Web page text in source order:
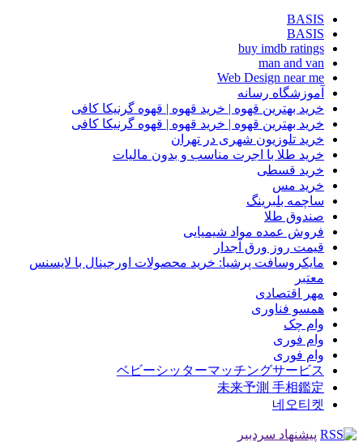
BASIS
BASIS
buy imdb ratings
man and van
Web Design near me
آموزشگاه رسانه
خرید بهترین قهوه | خرید قهوه | قهوه گرنیکا کافی
خرید بهترین قهوه | خرید قهوه | قهوه گرنیکا کافی
خرید تلوزیون شهری در تهران
خرید طلا با اجرت مناسب و بدون مالیات
خرید قسطی
خرید مس
ساچمه بلبرینگ
صندوق طلا
فروش عمده مواد شیمیایی
قیمت روز ورق آجدار
مایکروسافت پرشیا: خرید محصولات اورجینال با لایسنس
معتبر
مهر اقتصادی
همسو فناوری
وام چک
وام فوری
وام فوری
ベビーシッターマッチングサービス
未来予測 手相鑑定
네오티켓
پیشنهاد سردبیر